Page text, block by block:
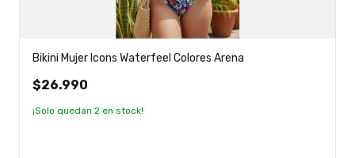
Bikini Mujer Icons Waterfeel Colores Arena
$26.990
¡Solo quedan 2 en stock!